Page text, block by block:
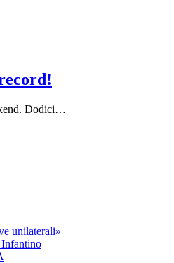
Dodici…
unilaterali»